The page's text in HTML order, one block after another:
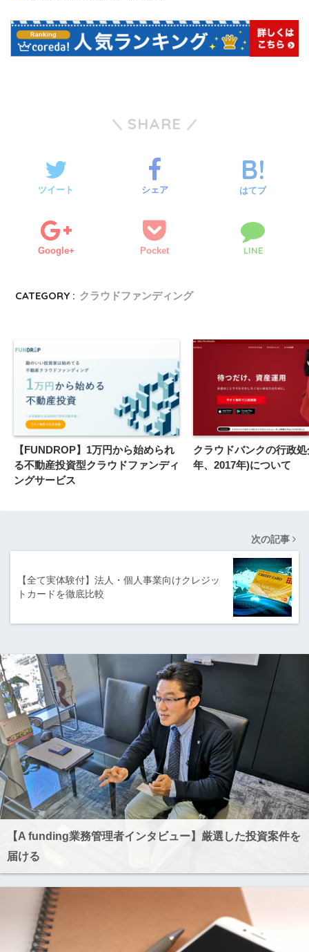
SHARE
ツイート シェア はてブ
Google+ Pocket LINE
CATEGORY : クラウドファンディング
【FUNDROP】1万円から始められ
る不動産投資型クラウドファンディ
ングサービス
クラウドバンクの行政処
年、2017年)について
次の記事
【全て実体験付】法人・個人事業向けクレジッ
トカードを徹底比較
【A funding業務管理者インタビュー】厳選した投資案件を
届ける